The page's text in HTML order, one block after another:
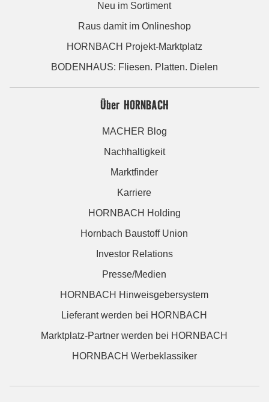
Neu im Sortiment
Raus damit im Onlineshop
HORNBACH Projekt-Marktplatz
BODENHAUS: Fliesen. Platten. Dielen
Über HORNBACH
MACHER Blog
Nachhaltigkeit
Marktfinder
Karriere
HORNBACH Holding
Hornbach Baustoff Union
Investor Relations
Presse/Medien
HORNBACH Hinweisgebersystem
Lieferant werden bei HORNBACH
Marktplatz-Partner werden bei HORNBACH
HORNBACH Werbeklassiker